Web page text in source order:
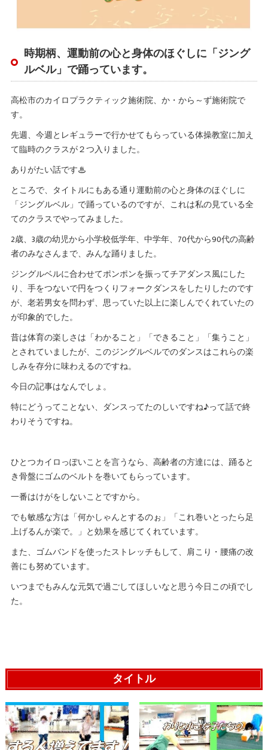
時期柄、運動前の心と身体のほぐしに「ジング
ルベル」で踊っています。
高松市のカイロプラクティック施術院、か・から～ず施術院で
す。
先週、今週とレギュラーで行かせてもらっている体操教室に加え
て臨時のクラスが２つ入りました。
ありがたい話です♨
ところで、タイトルにもある通り運動前の心と身体のほぐしに
「ジングルベル」で踊っているのですが、これは私の見ている全
てのクラスでやってみました。
2歳、3歳の幼児から小学校低学年、中学年、70代から90代の高齢
者のみなさんまで、みんな踊りました。
ジングルベルに合わせてポンポンを振ってチアダンス風にした
り、手をつないで円をつくりフォークダンスをしたりしたのです
が、老若男女を問わず、思っていた以上に楽しんでくれていたの
が印象的でした。
昔は体育の楽しさは「わかること」「できること」「集うこと」
とされていましたが、このジングルベルでのダンスはこれらの楽
しみを存分に味わえるのですね。
今日の記事はなんでしょ。
特にどうってことない、ダンスってたのしいですね♪って話で終
わりそうですね。
ひとつカイロっぽいことを言うなら、高齢者の方達には、踊ると
き骨盤にゴムのベルトを巻いてもらっています。
一番はけがをしないことですから。
でも敏感な方は「何かしゃんとするのぉ」「これ巻いとったら足
上げるんが楽で。」と効果を感じてくれています。
また、ゴムバンドを使ったストレッチもして、肩こり・腰痛の改
善にも努めています。
いつまでもみんな元気で過ごしてほしいなと思う今日この頃でし
た。
タイトル